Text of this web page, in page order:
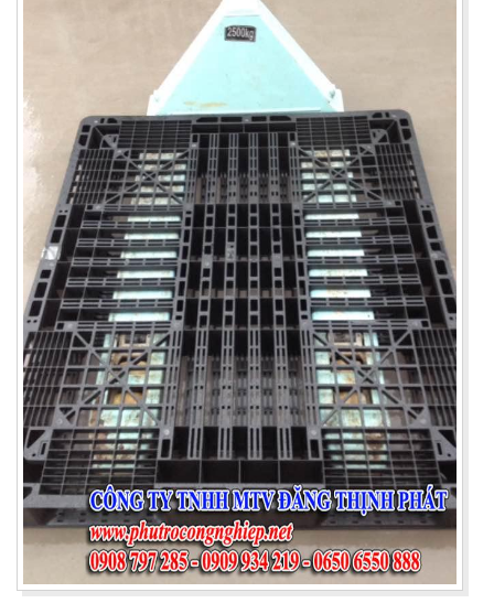
chỉ = 50% giá mới,